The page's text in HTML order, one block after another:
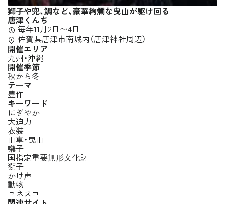
獅子や兜、鯛など、豪華絢爛な曳山が駆け回る
唐津くんち
毎年11月2日〜4日
佐賀県唐津市南城内（唐津神社周辺）
開催エリア
九州・沖縄
開催季節
秋から冬
テーマ
豊作
キーワード
にぎやか
大迫力
衣装
山車・曳山
囃子
国指定重要無形文化財
獅子
かけ声
動物
ユネスコ